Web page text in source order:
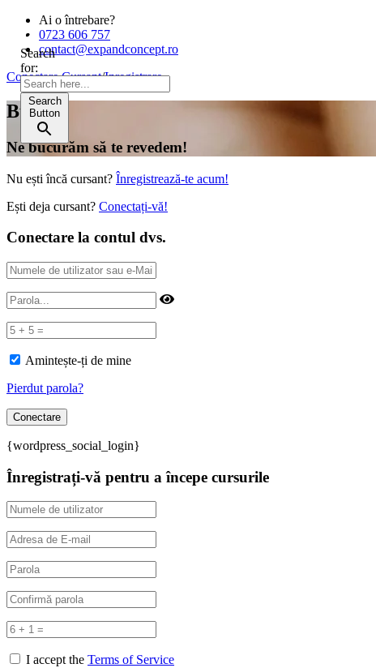
Search
for:
Search
Button
Ai o întrebare?
0723 606 757
contact@expandconcept.ro
Conectare Cursant/Inregistrare
Bună!
Ne bucurăm să te revedem!
Nu ești încă cursant? Înregistrează-te acum!
Ești deja cursant? Conectați-vă!
Conectare la contul dvs.
Amintește-ți de mine
Pierdut parola?
{wordpress_social_login}
Înregistrați-vă pentru a începe cursurile
I accept the Terms of Service